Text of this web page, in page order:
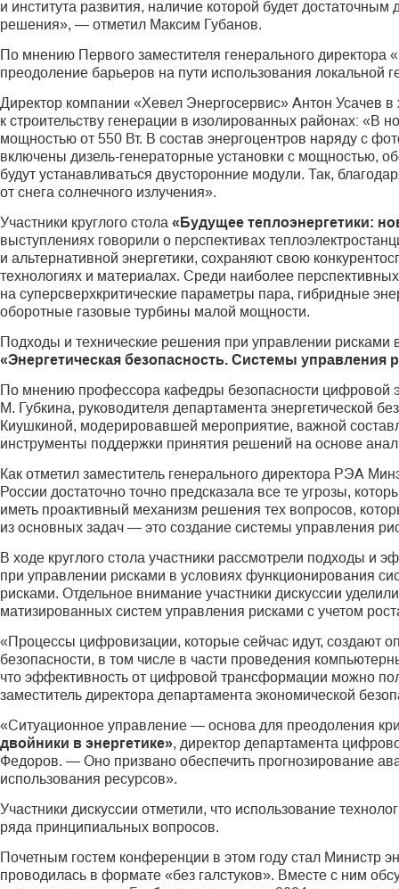
и института развития, наличие которой будет
решения», — отметил Максим Губанов.
По мнению Первого заместителя генерального
преодоление барьеров на пути использования локальной
Директор компании «Хевел Энергосервис» Антон Усачев
к строительству генерации в изолированных районах: «В
мощностью от 550 Вт. В состав энергоцентров наряду с
включены дизель-генераторные установки с мощностью,
будут устанавливаться двусторонние модули. Так,
от снега солнечного излучения».
Участники круглого стола «Будущее теплоэнергетики:
выступлениях говорили о перспективах
и альтернативной энергетики, сохраняют свою
технологиях и материалах. Среди наиболее
на супер­сверхкритические параметры пара, гибридные
оборотные газовые турбины малой мощности.
Подходы и технические решения при управлении рис­ками
«Энергетическая безопасность. Системы
По мнению профессора кафедры безопасности цифровой
М. Губкина, руководителя департамента энергетической
Киушкиной, модерировавшей мероприятие, важной
инструменты поддержки принятия решений на основе
Как отметил заместитель генерального директора РЭА
России достаточно точно предсказала все те угрозы,
иметь проактивный механизм решения тех вопросов,
из основных задач — это создание системы управления
В ходе круглого стола участники рассмотрели подходы
при управлении рисками в условиях функционирования
рисками. Отдельное внимание участники дискуссии
матизированных систем управления рисками с учетом
«Процессы цифровизации, которые сейчас идут, создают
безопасности, в том числе в части проведения
что эффективность от цифровой трансформации можно
заместитель директора департамента экономической
«Ситуационное управление — основа для преодоления
двойники в энергетике», директор департамента
Федоров. — Оно призвано обеспечить прогнозирование
использования ресурсов».
Участники дискуссии отметили, что использование
ряда принципиальных вопросов.
Почетным гостем конференции в этом году стал Министр
проводилась в формате «без галстуков». Вместе с ним